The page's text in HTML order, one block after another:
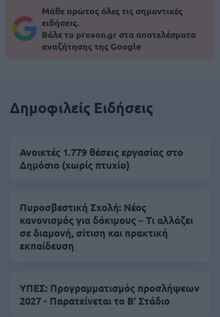
Μάθε πρώτος όλες τις σημαντικές
ειδήσεις.
Βάλε το proson.gr στα αποτελέσματα
αναζήτησης της Google
Δημοφιλείς Ειδήσεις
Ανοικτές 1.779 θέσεις εργασίας στο
Δημόσιο (χωρίς πτυχίο)
Πυροσβεστική Σχολή: Νέος
κανονισμός για δόκιμους – Τι αλλάζει
σε διαμονή, σίτιση και πρακτική
εκπαίδευση
ΥΠΕΣ: Προγραμματισμός προσλήψεων
2027 - Παρατείνεται το Β' Στάδιο